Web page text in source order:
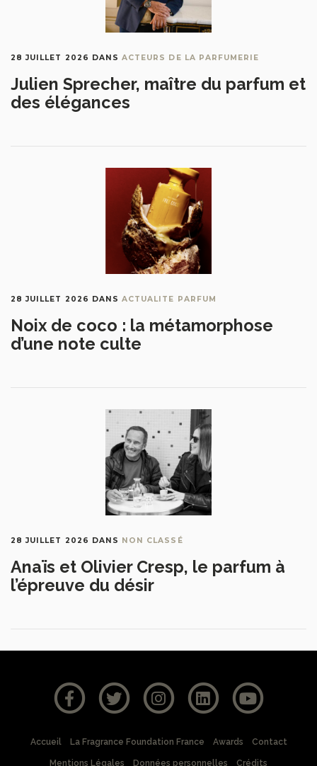
28 JUILLET 2026 DANSACTEURS DE LA PARFUMERIE
Julien Sprecher, maître du parfum et
des élégances
28 JUILLET 2026 DANSACTUALITE PARFUM
Noix de coco : la métamorphose
d’une note culte
28 JUILLET 2026 DANS NON CLASSÉ
Anaïs et Olivier Cresp, le parfum à
l’épreuve du désir
Accueil La Fragrance Foundation France Awards Contact
Mentions Légales Données personnelles Crédits